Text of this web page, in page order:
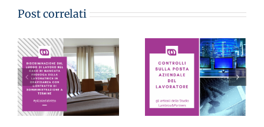
Post correlati
CONTROLLI SULLA
POSTA AZIENDALE
DEL LAVORATORE:
sono inutilizzabili se
eseguiti in virtù solo
di un sospetto – Avv.
LE PILLOLE DEL
VENERDI’